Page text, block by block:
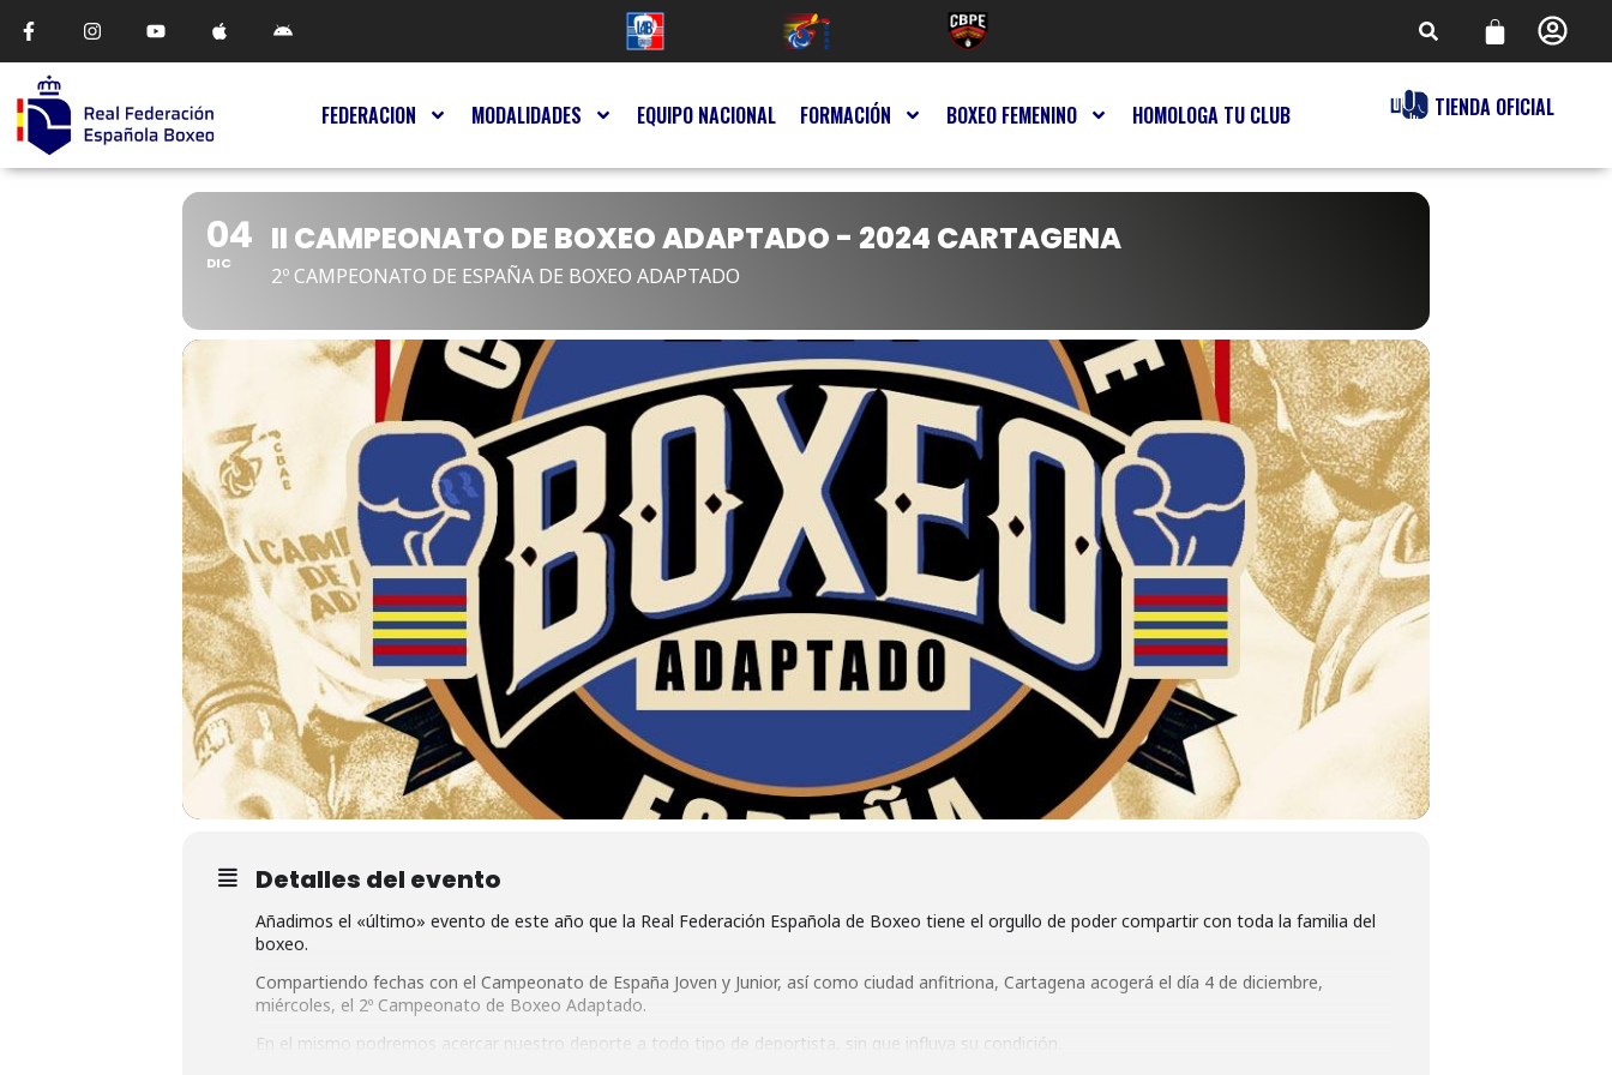
FEDERACION MODALIDADES EQUIPO NACIONAL FORMACIÓN BOXEO FEMENINO HOMOLOGA TU CLUB TIENDA OFICIAL
04
DIC
II CAMPEONATO DE BOXEO ADAPTADO - 2024 CARTAGENA
2º CAMPEONATO DE ESPAÑA DE BOXEO ADAPTADO
Detalles del evento
Añadimos el «último» evento de este año que la Real Federación Española de Boxeo tiene el orgullo de poder compartir con toda la familia del
boxeo.
Compartiendo fechas con el Campeonato de España Joven y Junior, así como ciudad anfitriona, Cartagena acogerá el día 4 de diciembre,
miércoles, el 2º Campeonato de Boxeo Adaptado.
En el mismo podremos acercar nuestro deporte a todo tipo de deportista, sin que influya su condición.